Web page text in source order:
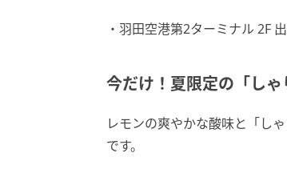
・羽田空港第2ターミナル 2F
今だけ！夏限定の「しゃ
レモンの爽やかな酸味と「し
です。